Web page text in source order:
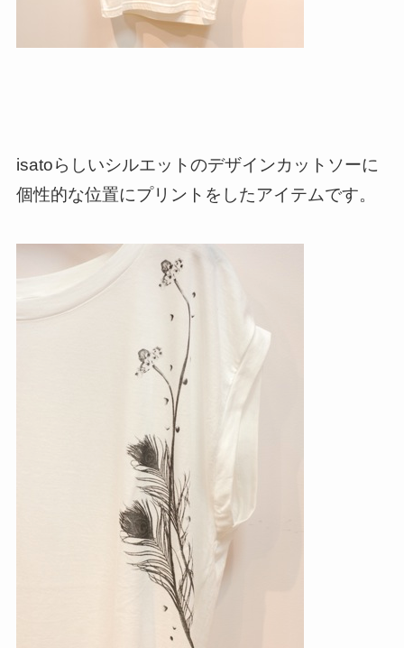
isatoらしいシルエットのデザインカットソーに
個性的な位置にプリントをしたアイテムです。